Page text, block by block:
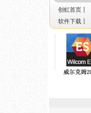
创虹首页 ┋
软件下载 ┋